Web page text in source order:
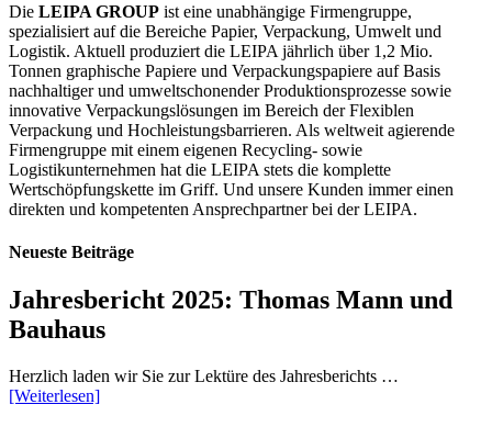
Die LEIPA GROUP ist eine unabhängige Firmengruppe,
spezialisiert auf die Bereiche Papier, Verpackung, Umwelt und
Logistik. Aktuell produziert die LEIPA jährlich über 1,2 Mio.
Tonnen graphische Papiere und Verpackungspapiere auf Basis
nachhaltiger und umweltschonender Produktionsprozesse sowie
innovative Verpackungslösungen im Bereich der Flexiblen
Verpackung und Hochleistungsbarrieren. Als weltweit agierende
Firmengruppe mit einem eigenen Recycling- sowie
Logistikunternehmen hat die LEIPA stets die komplette
Wertschöpfungskette im Griff. Und unsere Kunden immer einen
direkten und kompetenten Ansprechpartner bei der LEIPA.
Neueste Beiträge
Jahresbericht 2025: Thomas Mann und
Bauhaus
Herzlich laden wir Sie zur Lektüre des Jahresberichts …
[Weiterlesen]